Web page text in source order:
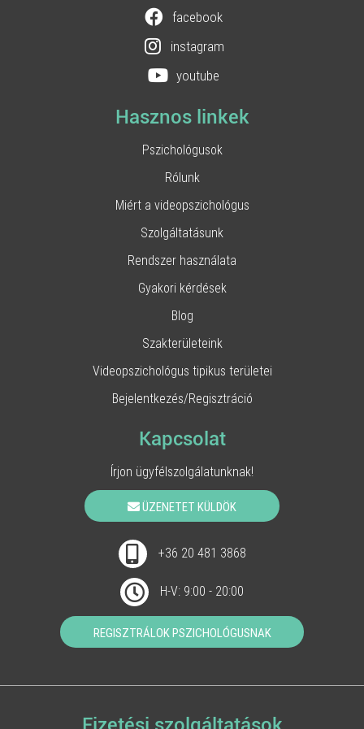
facebook
instagram
youtube
Hasznos linkek
Pszichológusok
Rólunk
Miért a videopszichológus
Szolgáltatásunk
Rendszer használata
Gyakori kérdések
Blog
Szakterületeink
Videopszichológus tipikus területei
Bejelentkezés/Regisztráció
Kapcsolat
Írjon ügyfélszolgálatunknak!
ÜZENETET KÜLDÖK
+36 20 481 3868
H-V: 9:00 - 20:00
REGISZTRÁLOK PSZICHOLÓGUSNAK